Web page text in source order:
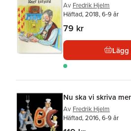
Av Fredrik Hjelm
Häftad, 2018, 6-9 år
79 kr
Lägg
Nu ska vi skriva
Av Fredrik Hjelm
Häftad, 2016, 6-9 år